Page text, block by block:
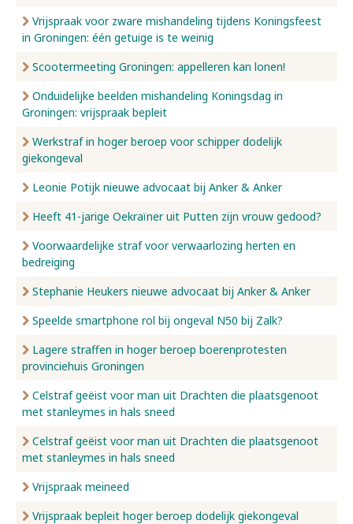
Vrijspraak voor zware mishandeling tijdens Koningsfeest
in Groningen: één getuige is te weinig
Scootermeeting Groningen: appelleren kan lonen!
Onduidelijke beelden mishandeling Koningsdag in
Groningen: vrijspraak bepleit
Werkstraf in hoger beroep voor schipper dodelijk
giekongeval
Leonie Potijk nieuwe advocaat bij Anker & Anker
Heeft 41-jarige Oekraïner uit Putten zijn vrouw gedood?
Voorwaardelijke straf voor verwaarlozing herten en
bedreiging
Stephanie Heukers nieuwe advocaat bij Anker & Anker
Speelde smartphone rol bij ongeval N50 bij Zalk?
Lagere straffen in hoger beroep boerenprotesten
provinciehuis Groningen
Celstraf geëist voor man uit Drachten die plaatsgenoot
met stanleymes in hals sneed
Celstraf geëist voor man uit Drachten die plaatsgenoot
met stanleymes in hals sneed
Vrijspraak meineed
Vrijspraak bepleit hoger beroep dodelijk giekongeval